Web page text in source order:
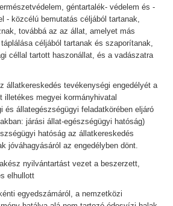
géntartalék- védelem és -
- közcélú bemutatás céljából tartanak,
továbbá az az állat, amelyet más
céljából tartanak és szaporítanak,
céllal tartott haszonállat, és a vadászatra
állatkereskedés tevékenységi engedélyét a
illetékes megyei kormányhivatal
és állategészségügyi feladatkörében eljáró
járási állat-egészségügyi hatóság)
hatóság az állatkereskedés
jóváhagyásáról az engedélyben dönt.
nyilvántartást vezet a beszerzett,
elhullott
egyedszámáról, a nemzetközi